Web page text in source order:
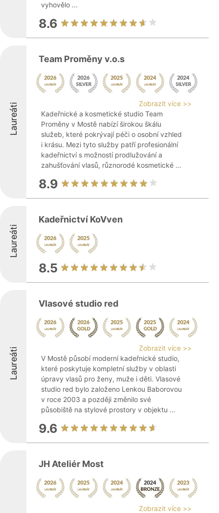
vyhovělo ...
8.6
Laureáti
Team Proměny v.o.s
Zobrazit více >>
Kadeřnické a kosmetické studio Team
Proměny v Mostě nabízí širokou škálu
služeb, které pokrývají péči o osobní vzhled
i krásu. Mezi tyto služby patří profesionální
kadeřnictví s možností prodlužování a
zahušťování vlasů, různorodé kosmetické ...
8.9
Laureáti
Kadeřnictví KoVven
8.5
Laureáti
Vlasové studio red
Zobrazit více >>
V Mostě působí moderní kadeřnické studio,
které poskytuje kompletní služby v oblasti
úpravy vlasů pro ženy, muže i děti. Vlasové
studio red bylo založeno Lenkou Baborovou
v roce 2003 a později změnilo své
působiště na stylové prostory v objektu ...
9.6
JH Ateliér Most
Zobrazit více >>